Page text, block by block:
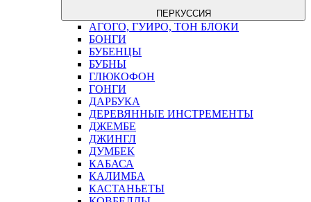
ПЕРКУССИЯ
АГОГО, ГУИРО, ТОН БЛОКИ
БОНГИ
БУБЕНЦЫ
БУБНЫ
ГЛЮКОФОН
ГОНГИ
ДАРБУКА
ДЕРЕВЯННЫЕ ИНСТРЕМЕНТЫ
ДЖЕМБЕ
ДЖИНГЛ
ДУМБЕК
КАБАСА
КАЛИМБА
КАСТАНЬЕТЫ